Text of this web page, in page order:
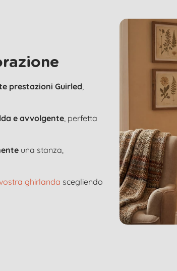
prestazioni Guirled,
e avvolgente, perfetta
una stanza,
ghirlanda scegliendo